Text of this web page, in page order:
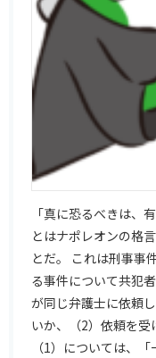
「真に恐るべきは、
とはナポレオンの格
とだ。 これは刑事事
る事件について共犯
が同じ弁護士に依頼
いか、（2）依頼を受
（1）については、